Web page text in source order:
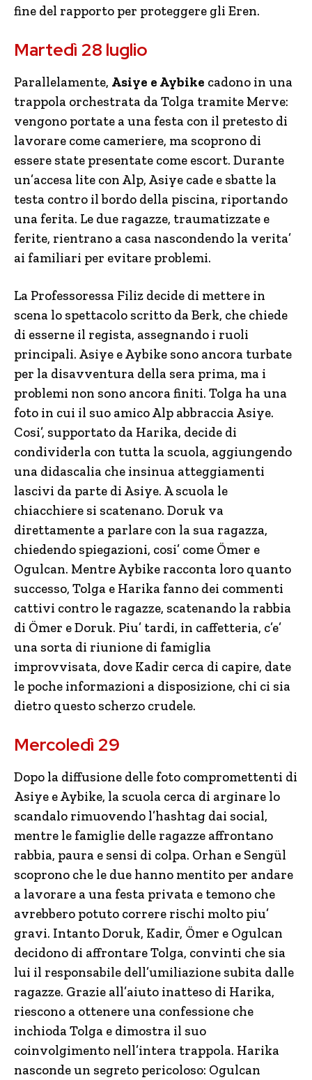
fine del rapporto per proteggere gli Eren.
Martedì 28 luglio
Parallelamente, Asiye e Aybike cadono in una
trappola orchestrata da Tolga tramite Merve:
vengono portate a una festa con il pretesto di
lavorare come cameriere, ma scoprono di
essere state presentate come escort. Durante
un’accesa lite con Alp, Asiye cade e sbatte la
testa contro il bordo della piscina, riportando
una ferita. Le due ragazze, traumatizzate e
ferite, rientrano a casa nascondendo la verita’
ai familiari per evitare problemi.
La Professoressa Filiz decide di mettere in
scena lo spettacolo scritto da Berk, che chiede
di esserne il regista, assegnando i ruoli
principali. Asiye e Aybike sono ancora turbate
per la disavventura della sera prima, ma i
problemi non sono ancora finiti. Tolga ha una
foto in cui il suo amico Alp abbraccia Asiye.
Cosi’, supportato da Harika, decide di
condividerla con tutta la scuola, aggiungendo
una didascalia che insinua atteggiamenti
lascivi da parte di Asiye. A scuola le
chiacchiere si scatenano. Doruk va
direttamente a parlare con la sua ragazza,
chiedendo spiegazioni, cosi’ come Ömer e
Ogulcan. Mentre Aybike racconta loro quanto
successo, Tolga e Harika fanno dei commenti
cattivi contro le ragazze, scatenando la rabbia
di Ömer e Doruk. Piu’ tardi, in caffetteria, c’e’
una sorta di riunione di famiglia
improvvisata, dove Kadir cerca di capire, date
le poche informazioni a disposizione, chi ci sia
dietro questo scherzo crudele.
Mercoledì 29
Dopo la diffusione delle foto compromettenti di
Asiye e Aybike, la scuola cerca di arginare lo
scandalo rimuovendo l’hashtag dai social,
mentre le famiglie delle ragazze affrontano
rabbia, paura e sensi di colpa. Orhan e Sengül
scoprono che le due hanno mentito per andare
a lavorare a una festa privata e temono che
avrebbero potuto correre rischi molto piu’
gravi. Intanto Doruk, Kadir, Ömer e Ogulcan
decidono di affrontare Tolga, convinti che sia
lui il responsabile dell’umiliazione subita dalle
ragazze. Grazie all’aiuto inatteso di Harika,
riescono a ottenere una confessione che
inchioda Tolga e dimostra il suo
coinvolgimento nell’intera trappola. Harika
nasconde un segreto pericoloso: Ogulcan